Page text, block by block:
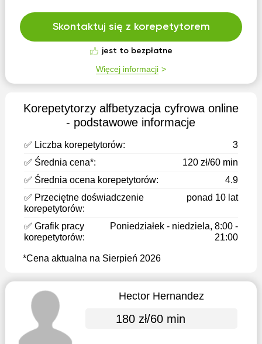
Skontaktuj się z korepetytorem
jest to bezpłatne
Więcej informacji
Korepetytorzy alfbetyzacja cyfrowa оnline
- podstawowe informacje
✅ Liczba korepetytorów:
3
✅ Średnia cena*:
120 zł/60 min
✅ Średnia ocena korepetytorów:
4.9
✅ Przeciętne doświadczenie
korepetytorów:
ponad 10 lat
✅ Grafik pracy
korepetytorów:
Poniedziałek - niedziela, 8:00 -
21:00
*Cena aktualna na Sierpień 2026
Hector Hernandez
180 zł/60 min